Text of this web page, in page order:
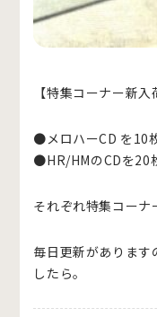
【特集コーナー新入
●メロハーCD を10
●HR/HMのCDを20
それぞれ特集コーナ
毎日更新があります
したら。